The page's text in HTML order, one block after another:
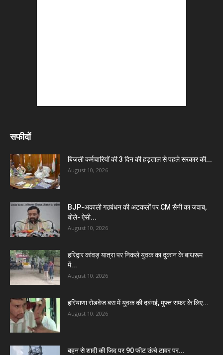
सफीदों
बिजली कर्मचारियों की 3 दिन की हड़ताल से पहले सरकार की...
August 10, 2026
BJP-अकाली गठबंधन की अटकलों पर CM सैनी का जवाब,
बोले- ऐसी...
August 10, 2026
हरिद्वार कांवड़ यात्रा पर निकले युवक का दुकान के बाथरूम
में...
August 10, 2026
हरियाणा रोडवेज बस में युवक की दबंगई, मुफ्त सफर के लिए...
August 10, 2026
बहन से शादी की जिद पर 90 फीट ऊंचे टावर पर...